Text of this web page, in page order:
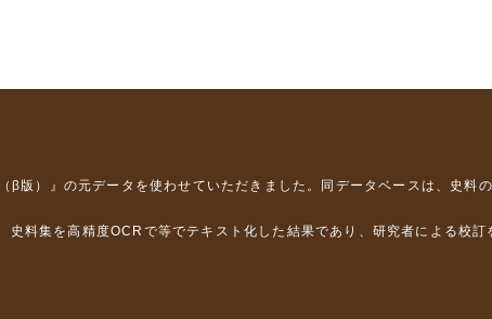
β版）』 の元データを使わせていただきました。同データベースは、史料
料集を高精度OCRで等でテキスト化した結果であり、研究者による校